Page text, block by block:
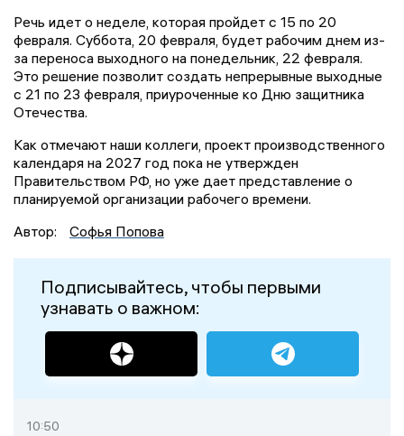
Речь идет о неделе, которая пройдет с 15 по 20
февраля. Суббота, 20 февраля, будет рабочим днем из-
за переноса выходного на понедельник, 22 февраля.
Это решение позволит создать непрерывные выходные
с 21 по 23 февраля, приуроченные ко Дню защитника
Отечества.
Как отмечают наши коллеги, проект производственного
календаря на 2027 год пока не утвержден
Правительством РФ, но уже дает представление о
планируемой организации рабочего времени.
Автор:
Софья Попова
Подписывайтесь, чтобы первыми
узнавать о важном:
10:50